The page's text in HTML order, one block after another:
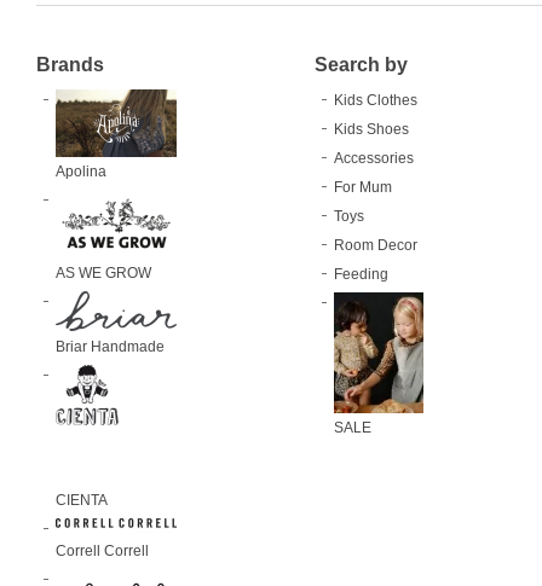
Brands
Apolina
AS WE GROW
Briar Handmade
CIENTA
Correll Correll
Search by
Kids Clothes
Kids Shoes
Accessories
For Mum
Toys
Room Decor
Feeding
SALE